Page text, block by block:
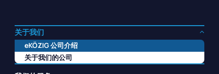
关于我们
eKÖZIG 公司介绍
关于我们的公司